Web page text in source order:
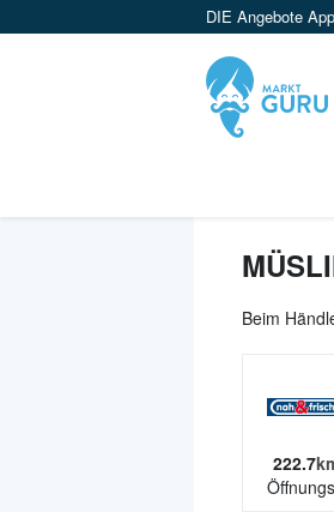
DIE Angebote App
Beim
222.7